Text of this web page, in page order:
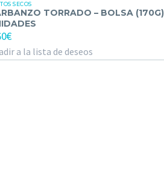
SECOS
TORRADO – BOLSA
€
a la lista de deseos